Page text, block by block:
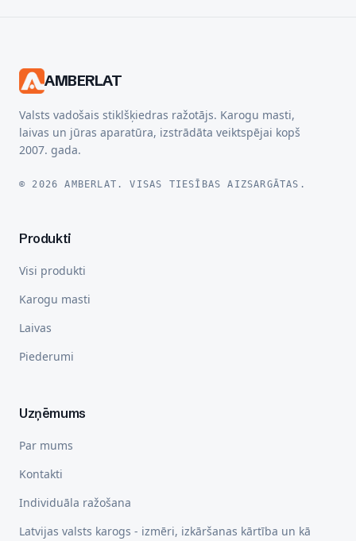
AMBERLAT
Valsts vadošais stiklšķiedras ražotājs. Karogu masti,
laivas un jūras aparatūra, izstrādāta veiktspējai kopš
2007. gada.
© 2026 AMBERLAT. VISAS TIESĪBAS AIZSARGĀTAS.
Produkti
Visi produkti
Karogu masti
Laivas
Piederumi
Uzņēmums
Par mums
Kontakti
Individuāla ražošana
Latvijas valsts karogs - izmēri, izkāršanas kārtība un kā